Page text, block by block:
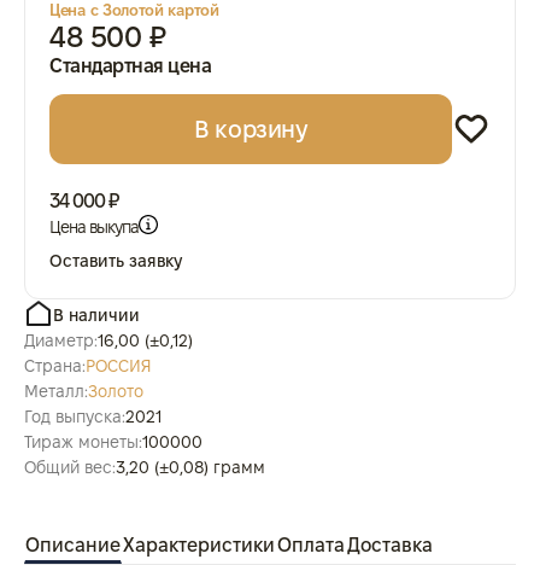
Цена с Золотой картой
48 500 ₽
Стандартная цена
В корзину
34 000 ₽
Цена выкупа
Оставить заявку
В наличии
Диаметр:16,00 (±0,12)
Страна:РОССИЯ
Металл:Золото
Год выпуска:2021
Тираж монеты:100000
Общий вес:3,20 (±0,08) грамм
ОписаниеХарактеристикиОплатаДоставка